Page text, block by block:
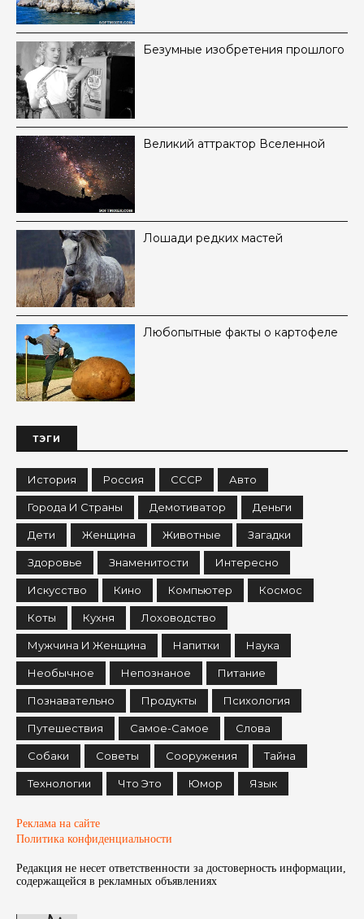
Безумные изобретения прошлого
Великий аттрактор Вселенной
Лошади редких мастей
Любопытные факты о картофеле
ТЭГИ
История Россия СССР Авто
Города И Страны Демотиватор Деньги
Дети Женщина Животные Загадки
Здоровье Знаменитости Интересно
Искусство Кино Компьютер Космос
Коты Кухня Лоховодство
Мужчина И Женщина Напитки Наука
Необычное Непознаное Питание
Познавательно Продукты Психология
Путешествия Самое-Самое Слова
Собаки Советы Сооружения Тайна
Технологии Что Это Юмор Язык
Реклама на сайте
Политика конфиденциальности
Редакция не несет ответственности за достоверность информации,
содержащейся в рекламных объявленияx